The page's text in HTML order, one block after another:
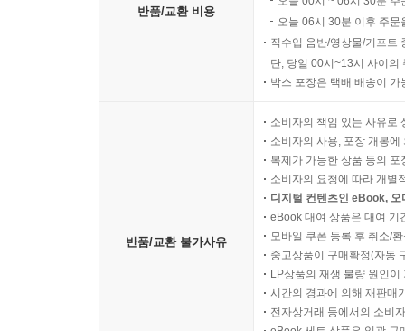
반품/교환 비용
오늘 06시 30분 이후 주
직수입 음반/영상물/기프트
단, 당일 00시~13시 사이의
박스 포장은 택배 배송이
반품/교환 불가사유
소비자의 책임 있는 사유로
소비자의 사용, 포장 개봉
복제가 가능한 상품 등의
소비자의 요청에 따라 개별
디지털 컨텐츠인 eBook,
eBook 대여 상품은 대여 기
모바일 쿠폰 등록 후 취소/
중고상품이 구매확정(자동
LP상품의 재생 불량 원인
시간의 경과에 의해 재판매
전자상거래 등에서의 소비